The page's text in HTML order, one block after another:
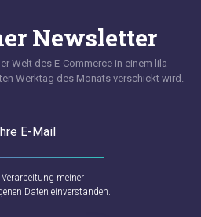
Newsletter
Welt des E-Commerce in einem lila
Werktag des Monats verschickt wird.
Ihre E-Mail
meiner
Daten einverstanden.